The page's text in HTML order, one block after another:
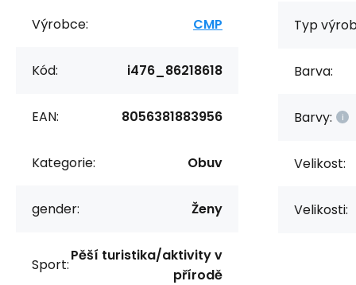
Výrobce: CMP
Kód: i476_86218618
EAN: 8056381883956
Kategorie: Obuv
gender: Ženy
Sport:
Pěší turistika/aktivity v
přírodě
Typ
Barva:
Barvy:
Velikost:
Velikosti: